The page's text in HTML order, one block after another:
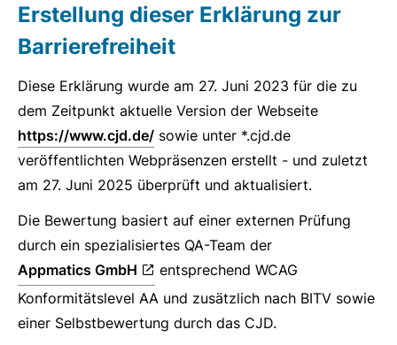
Erstellung dieser Erklärung zur
Barrierefreiheit
Diese Erklärung wurde am 27. Juni 2023 für die zu
dem Zeitpunkt aktuelle Version der Webseite
https://www.cjd.de/ sowie unter *.cjd.de
veröffentlichten Webpräsenzen erstellt - und zuletzt
am 27. Juni 2025 überprüft und aktualisiert.
Die Bewertung basiert auf einer externen Prüfung
durch ein spezialisiertes QA-Team der
Appmatics GmbH
entsprechend WCAG
Konformitätslevel AA und zusätzlich nach BITV sowie
einer Selbstbewertung durch das CJD.